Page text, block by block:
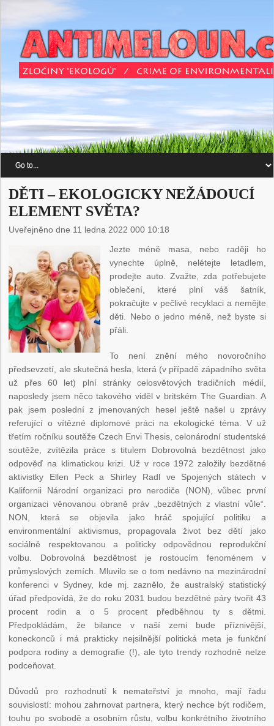
DĚTI – EKOLOGICKY NEŽÁDOUCÍ
ELEMENT SVĚTA?
Uveřejněno dne 11 ledna 2022 000 10:18
Jezte méně masa, nebo raději ho
vynechte úplně, nelétejte letadlem,
prodejte auto. Zvažte, zda potřebujete
oblečení, které plní váš šatník,
pokračujte v pečlivé recyklaci a nemějte
děti. Nebo o jedno méně, než byste si
přáli.
To není znění mého novoročního
předsevzetí, ale skutečná hesla, která (v případě západního světa
už přes 60 let) plní stránky celosvětových tradičních médií,
naposledy jsem něco takového viděl v britském The Guardian. A
pak jsem poslední z jmenovaných hesel ještě našel u zprávy
referující o vítězné diplomové práci na ekologické téma. V už
třetím ročníku soutěže Czech Envi Thesis, celonárodní studentské
soutěže, zvítězila práce s titulem Dobrovolná bezdětnost jako
odpověď na klimatickou krizi. Už v roce 1972 založily bezdětné
aktivistky Ellen Peck a Shirley Radl ve Spojených státech v
Kalifornii Národní organizaci pro nerodiče (NON), vůbec první
organizaci věnovanou obraně práv „bezdětných z vlastní vůle“.
NON, která se objevila jako hráč spojující politiku a
environmentální aktivismus, propagovala život bez dětí jako
sociálně respektovanou a politicky odpovědnou reprodukční
volbu. Dobrovolná bezdětnost je rostoucím fenoménem v
průmyslových zemích. Mluvilo se o tom nedávno na mezinárodní
konferenci v Sydney, kde mj. zaznělo, že australský statistický
úřad předpovídá, že do roku 2031 budou bezdětné páry tvořit 43
procent rodin a o 5 procent předběhnou ty s dětmi.
Předpokládám, že bilance v naší zemi bude příznivější,
koneckonců i má prakticky nejsilnější politická meta je funkční
podpora rodiny a demografie (!), ale tyto trendy rozhodně nelze
podceňovat.
Důvodů pro rozhodnutí k nemateřství je mnoho, mají řadu
souvislostí: mohou zahrnovat partnera, který nechce být rodičem,
touhu po svobodě a osobním růstu, volbu konkrétního životního